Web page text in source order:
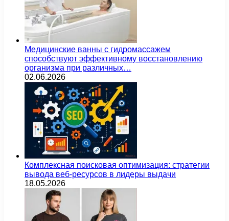
Медицинские ванны с гидромассажем
способствуют эффективному восстановлению
организма при различных…
02.06.2026
Комплексная поисковая оптимизация: стратегии
вывода веб-ресурсов в лидеры выдачи
18.05.2026